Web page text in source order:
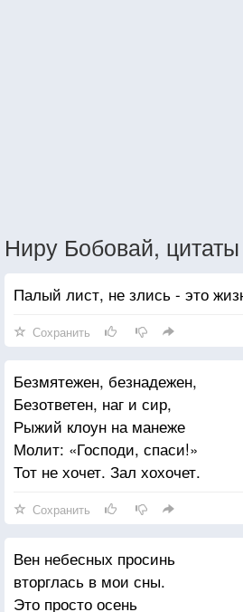
Ниру Бобовай, цитаты
Палый лист, не злись - это
Сохранить
Безмятежен, безнадежен,
Безответен, наг и сир,
Рыжий клоун на манеже
Молит: «Господи, спаси!»
Тот не хочет. Зал хохочет.
Сохранить
Вен небесных просинь
вторглась в мои сны.
Это просто осень